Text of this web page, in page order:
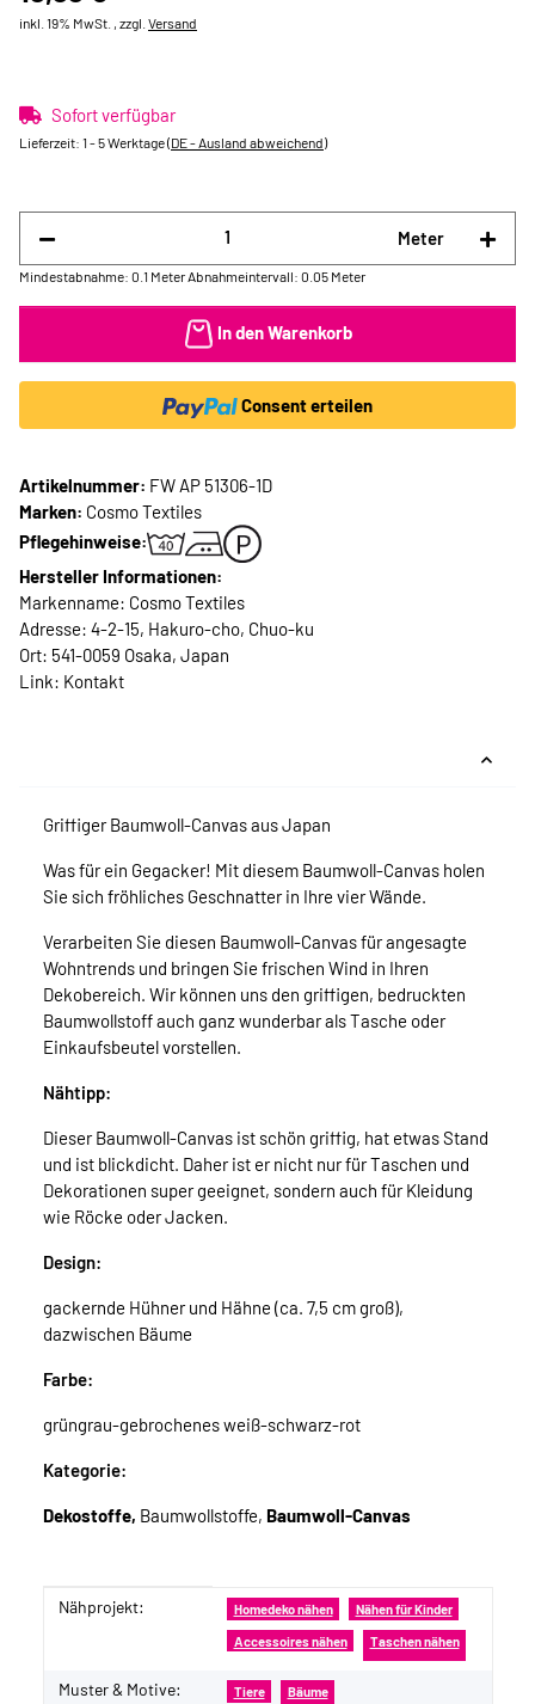
inkl. 19% MwSt. , zzgl. Versand
Sofort verfügbar
Lieferzeit: 1 - 5 Werktage(DE - Ausland abweichend)
Meter
Mindestabnahme: 0.1 Meter Abnahmeintervall: 0.05 Meter
In den Warenkorb
Consent erteilen
Artikelnummer: FW AP 51306-1D
Marken: Cosmo Textiles
Pflegehinweise:
Hersteller Informationen:
Markenname: Cosmo Textiles
Adresse: 4-2-15, Hakuro-cho, Chuo-ku
Ort: 541-0059 Osaka, Japan
Link: Kontakt
Griffiger Baumwoll-Canvas aus Japan
Was für ein Gegacker! Mit diesem Baumwoll-Canvas holen
Sie sich fröhliches Geschnatter in Ihre vier Wände.
Verarbeiten Sie diesen Baumwoll-Canvas für angesagte
Wohntrends und bringen Sie frischen Wind in Ihren
Dekobereich. Wir können uns den griffigen, bedruckten
Baumwollstoff auch ganz wunderbar als Tasche oder
Einkaufsbeutel vorstellen.
Nähtipp:
Dieser Baumwoll-Canvas ist schön griffig, hat etwas Stand
und ist blickdicht. Daher ist er nicht nur für Taschen und
Dekorationen super geeignet, sondern auch für Kleidung
wie Röcke oder Jacken.
Design:
gackernde Hühner und Hähne (ca. 7,5 cm groß),
dazwischen Bäume
Farbe:
grüngrau-gebrochenes weiß-schwarz-rot
Kategorie:
Dekostoffe, Baumwollstoffe, Baumwoll-Canvas
Produkteigenschaft
Wert
Nähprojekt: Homedeko nähen Nähen für Kinder
Accessoires nähen Taschen nähen
Muster & Motive: Tiere Bäume